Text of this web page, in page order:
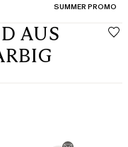
KATEGORIE:
SUMMER PROMO
AUS